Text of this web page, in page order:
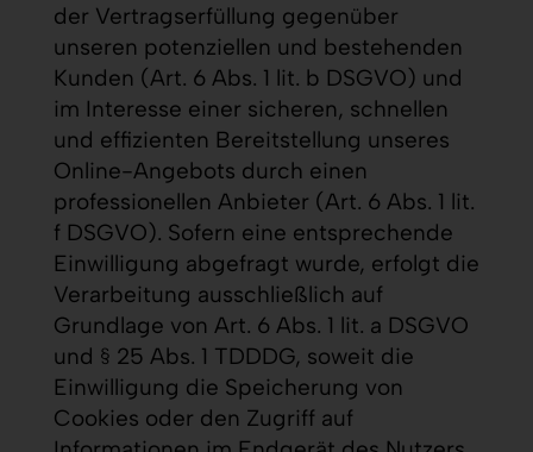
der Vertragserfüllung gegenüber
unseren potenziellen und bestehenden
Kunden (Art. 6 Abs. 1 lit. b DSGVO) und
im Interesse einer sicheren, schnellen
und effizienten Bereitstellung unseres
Online-Angebots durch einen
professionellen Anbieter (Art. 6 Abs. 1 lit.
f DSGVO). Sofern eine entsprechende
Einwilligung abgefragt wurde, erfolgt die
Verarbeitung ausschließlich auf
Grundlage von Art. 6 Abs. 1 lit. a DSGVO
und § 25 Abs. 1 TDDDG, soweit die
Einwilligung die Speicherung von
Cookies oder den Zugriff auf